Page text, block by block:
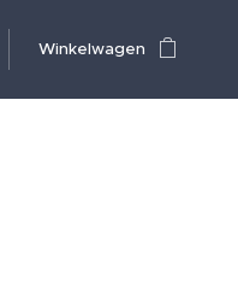
Winkelwagen